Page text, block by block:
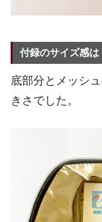
付録のサイズ感は
底部分とメッシ
きさでした。